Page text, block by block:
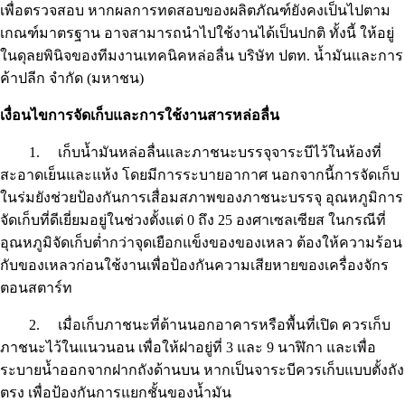
เพื่อตรวจสอบ หากผลการทดสอบของผลิตภัณฑ์ยังคงเป็นไปตาม
เกณฑ์มาตรฐาน อาจสามารถนำไปใช้งานได้เป็นปกติ ทั้งนี้ ให้อยู่
ในดุลยพินิจของทีมงานเทคนิคหล่อลื่น บริษัท ปตท. น้ำมันและการ
ค้าปลีก จำกัด (มหาชน)
เงื่อนไขการจัดเก็บและการใช้งานสารหล่อลื่น
1.
เก็บน้ำมันหล่อลื่นและภาชนะบรรจุจาระบีไว้ในห้องที่
สะอาดเย็นและแห้ง โดยมีการระบายอากาศ นอกจากนี้การจัดเก็บ
ในร่มยังช่วยป้องกันการเสื่อมสภาพของภาชนะบรรจุ อุณหภูมิการ
จัดเก็บที่ดีเยี่ยมอยู่ในช่วงตั้งแต่ 0 ถึง 25 องศาเซลเซียส ในกรณีที่
อุณหภูมิจัดเก็บต่ำกว่าจุดเยือกแข็งของของเหลว ต้องให้ความร้อน
กับของเหลวก่อนใช้งานเพื่อป้องกันความเสียหายของเครื่องจักร
ตอนสตาร์ท
2.
เมื่อเก็บภาชนะที่ต้านนอกอาคารหรือพื้นที่เปิด ควรเก็บ
ภาชนะไว้ในแนวนอน เพื่อให้ฝาอยู่ที่ 3 และ 9 นาฬิกา และเพื่อ
ระบายน้ำออกจากฝากถังด้านบน หากเป็นจาระบีควรเก็บแบบตั้งถัง
ตรง เพื่อป้องกันการแยกชั้นของน้ำมัน